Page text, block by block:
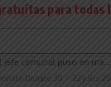
para todas
jefe comunal puso en ma...
Tiempo 30 22 julio,